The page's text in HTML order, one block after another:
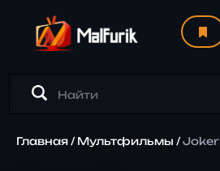
Главная/ Мультфильмы /